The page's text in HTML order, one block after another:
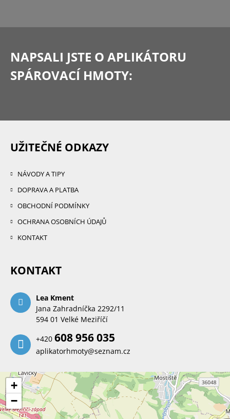
NAPSALI JSTE O APLIKÁTORU
SPÁROVACÍ HMOTY:
UŽITEČNÉ ODKAZY
NÁVODY A TIPY
DOPRAVA A PLATBA
OBCHODNÍ PODMÍNKY
OCHRANA OSOBNÍCH ÚDAJŮ
KONTAKT
KONTAKT
Lea Kment
Jana Zahradníčka 2292/11
594 01 Velké Meziříčí
+420 608 956 035
aplikatorhmoty@seznam.cz
+
−